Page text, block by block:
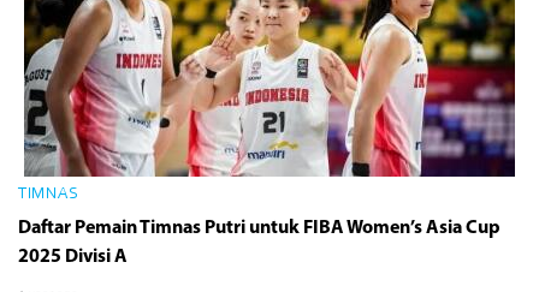
TIMNAS
Daftar Pemain Timnas Putri untuk FIBA Women’s Asia Cup
2025 Divisi A